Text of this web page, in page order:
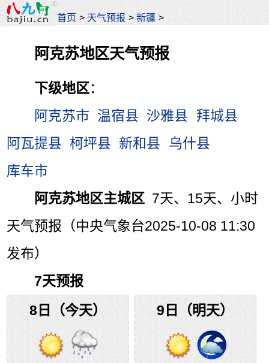
首页 > 天气预报 >新疆 >
阿克苏地区天气预报
下级地区：
阿克苏市 温宿县 沙雅县
拜城县
阿瓦提县 柯坪县 新和县
乌什县
库车市
阿克苏地区主城区 7天、15天、小时
天气预报（中央气象台2025-10-08 11:30
发布）
7天预报
8日（今天）
9日（明天）